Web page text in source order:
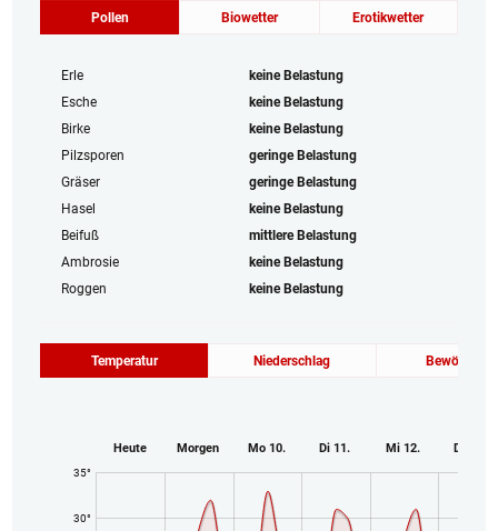
Pollen Biowetter Erotikwetter
Erle
keine Belastung
Esche
keine Belastung
Birke
keine Belastung
Pilzsporen
geringe Belastung
Gräser
geringe Belastung
Hasel
keine Belastung
Beifuß
mittlere Belastung
Ambrosie
keine Belastung
Roggen
keine Belastung
Temperatur Niederschlag Bewölkung
Heute Morgen Mo 10. Di 11. Mi 12. Do 13.
30°
35°